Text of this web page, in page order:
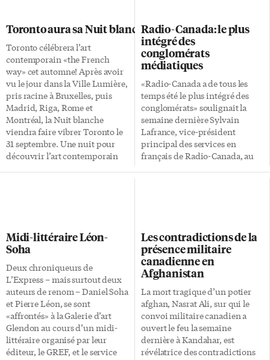
politique culturelle des
francophones de l’Ontario, créé
il y a exactement 15 ans passés.
Le 12 avril 1991, le ministre de la
Culture et […]
félicitations à cette dernière,
ainsi que mes remerciements
personnels. Pour avoir été aux
côtés de Christine Dumitriu
Van Saanen dès le moment où
elle m’avait fait part de son
désir de créer un Salon du livre
[…]
Toronto aura sa Nuit blanche
Toronto célébrera l’art
contemporain «the French
way» cet automne! Après avoir
vu le jour dans la Ville Lumière,
pris racine à Bruxelles, puis
Madrid, Riga, Rome et
Montréal, la Nuit blanche
viendra faire vibrer Toronto le
31 septembre. Une nuit pour
découvrir l’art contemporain
Christophe Girard, adjoint à la
Culture à la mairie de Paris. Du
coucher du soleil le 31
septembre au lever du soleil le
1er octobre, toutes les
institutions culturelles de
Toronto sont invitées […]
Radio-Canada: le plus
intégré des
conglomérats
médiatiques
«Radio-Canada a de tous les
temps été le plus intégré des
conglomérats» soulignait la
semaine dernière Sylvain
Lafrance, vice-président
principal des services en
français de Radio-Canada, au
l’information, ARTV), deux
postes de radio (Première
chaîne et Espace Musique), un
site Internet, le réseau de
Radio-Canada international,
etc. Et le tout, réuni sous une
même enseigne, avec un seul
conseil d’administration. «Mais
on n’a jamais joué totalement
l’effet de levier de cette
Midi-littéraire Léon-
Soha
Deux chroniqueurs de
L’Express – mais surtout deux
auteurs de renom – Daniel Soha
et Pierre Léon, se sont
«affrontés» à la Galerie d’art
Glendon au cours d’un midi-
littéraire organisé par leur
éditeur, le GREF, et le service
Les contradictions de la
présence militaire
canadienne en
Afghanistan
La mort tragique d’un potier
afghan, Nasrat Ali, sur qui le
convoi militaire canadien a
ouvert le feu la semaine
dernière à Kandahar, est
révélatrice des contradictions